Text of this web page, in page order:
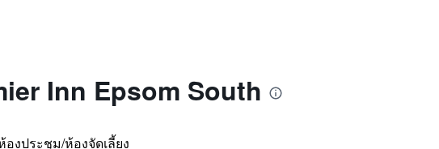
Inn Epsom South
องประชุม/ห้องจัดเลี้ยง